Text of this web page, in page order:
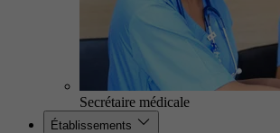
Secrétaire médicale
Établissements